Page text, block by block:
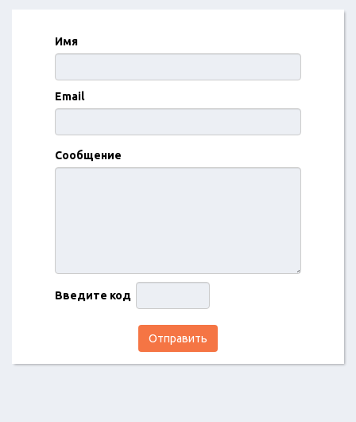
Имя
Email
Сообщение
Введите код
Отправить